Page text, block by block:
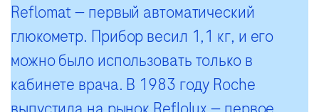
Reflomat — первый автоматический
глюкометр. Прибор весил 1,1 кг, и его
можно было использовать только в
кабинете врача. В 1983 году Roche